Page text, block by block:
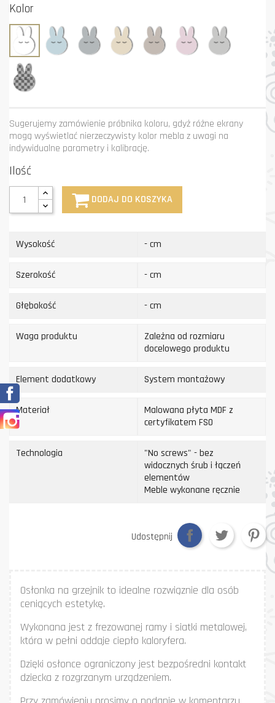
Kolor
Biały Błękit Grafit Krem Mastik Róż
Sugerujemy zamówienie próbnika koloru, gdyż różne ekrany
mogą wyświetlać nierzeczywisty kolor mebla z uwagi na
indywidualne parametry i kalibrację.
Ilość
DODAJ DO KOSZYKA
Wysokość - cm
Szerokość - cm
Głębokość - cm
Waga produktu
Zależna od rozmiaru
docelowego produktu
Element dodatkowy System montażowy
Materiał
Malowana płyta MDF z
certyfikatem FSO
Technologia
"No screws" - bez
widocznych śrub i łączeń
elementów
Meble wykonane ręcznie
Udostępnij
Osłonka na grzejnik to idealne rozwiąznie dla osób
ceniących estetykę.
Wykonana jest z frezowanej ramy i siatki metalowej,
która w pełni oddaje ciepło kaloryfera.
Dzięki osłonce ograniczony jest bezpośredni kontakt
dziecka z rozgrzanym urządzeniem.
Instagram